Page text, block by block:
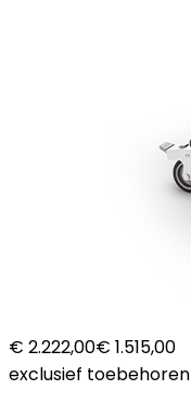
€ 2.222,00€ 1.515,00
exclusief toebehoren